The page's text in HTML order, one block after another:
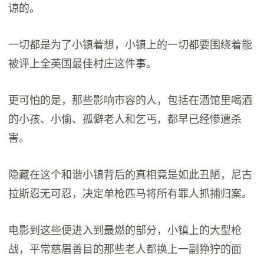
谅的。
一切都是为了小镇着想，小镇上的一切都要围绕着能
被评上全英国最佳村庄这件事。
更可怕的是，那些影响市容的人，包括在酒馆里喝酒
的小孩、小偷、孤僻老人和乞丐，都早已经惨遭杀
害。
隐藏在这个和谐小镇背后的真相竟是如此丑陋，尼古
拉斯忍无可忍，决定单枪匹马将所有罪人抓捕归案。
电影到这些便进入到最燃的部分，小镇上的大型枪
战，平常慈眉善目的那些老人都换上一副狰狞的面